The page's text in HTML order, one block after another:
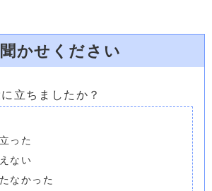
かせください
立ちましたか？
った
ない
なかった